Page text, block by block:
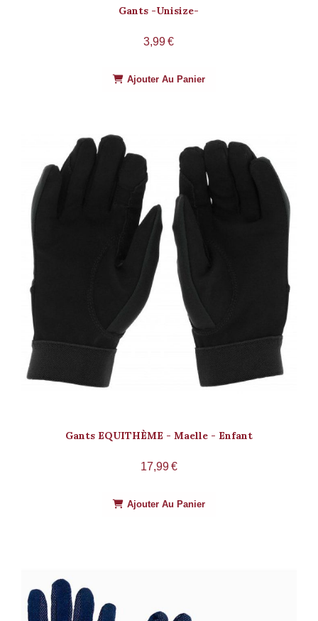
Gants -Unisize-
3,99€
Ajouter Au Panier
Gants EQUITHÈME - Maelle - Enfant
17,99€
Ajouter Au Panier